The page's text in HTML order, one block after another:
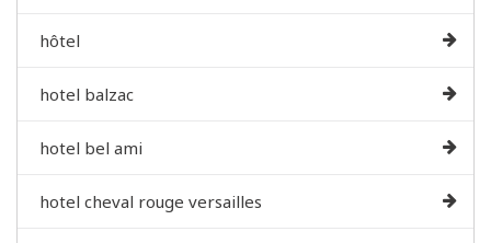
hôtel
hotel balzac
hotel bel ami
hotel cheval rouge versailles